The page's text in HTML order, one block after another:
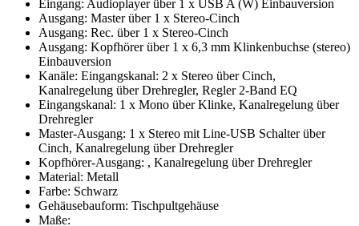
Eingang: Audioplayer über 1 x USB A (W) Einbauversion
Ausgang: Master über 1 x Stereo-Cinch
Ausgang: Rec. über 1 x Stereo-Cinch
Ausgang: Kopfhörer über 1 x 6,3 mm Klinkenbuchse (stereo)
Einbauversion
Kanäle: Eingangskanal: 2 x Stereo über Cinch,
Kanalregelung über Drehregler, Regler 2-Band EQ
Eingangskanal: 1 x Mono über Klinke, Kanalregelung über
Drehregler
Master-Ausgang: 1 x Stereo mit Line-USB Schalter über
Cinch, Kanalregelung über Drehregler
Kopfhörer-Ausgang: , Kanalregelung über Drehregler
Material: Metall
Farbe: Schwarz
Gehäusebauform: Tischpultgehäuse
Maße: